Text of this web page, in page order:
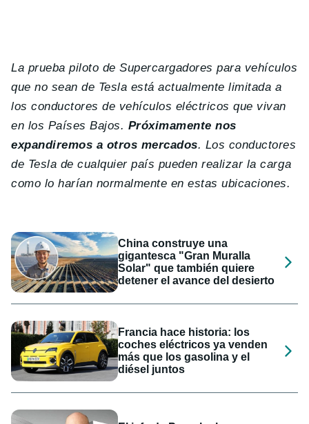
La prueba piloto de Supercargadores para vehículos
que no sean de Tesla está actualmente limitada a
los conductores de vehículos eléctricos que vivan
en los Países Bajos. Próximamente nos
expandiremos a otros mercados. Los conductores
de Tesla de cualquier país pueden realizar la carga
como lo harían normalmente en estas ubicaciones.
China construye una
gigantesca "Gran Muralla
Solar" que también quiere
detener el avance del desierto
Francia hace historia: los
coches eléctricos ya venden
más que los gasolina y el
diésel juntos